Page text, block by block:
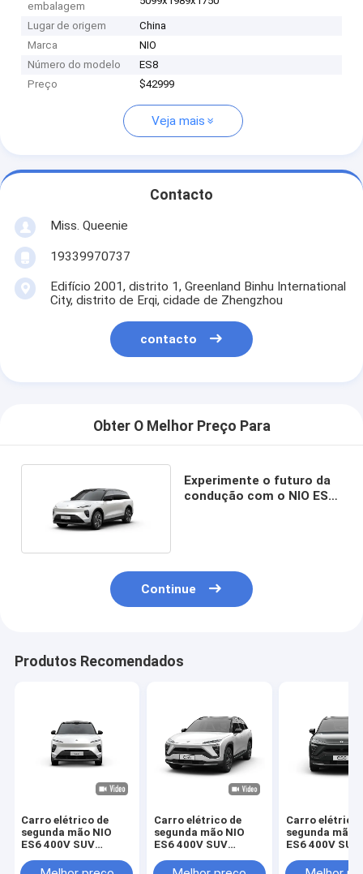
embalagem
Lugar de origem
China
Marca
NIO
Número do modelo
ES8
Preço
$42999
Veja mais
Contacto
Miss. Queenie
19339970737
Edifício 2001, distrito 1, Greenland Binhu International
City, distrito de Erqi, cidade de Zhengzhou
contacto
Obter O Melhor Preço Para
Experimente o futuro da
condução com o NIO ES8,
Continue
Produtos Recomendados
Carro elétrico de
segunda mão NIO
ES6 400V SUV
nova energia usado
Carro elétrico de
segunda mão NIO
ES6 400V SUV
nova energia usado
Carro elétrico
segunda mão
ES6 400V SUV
nova energia